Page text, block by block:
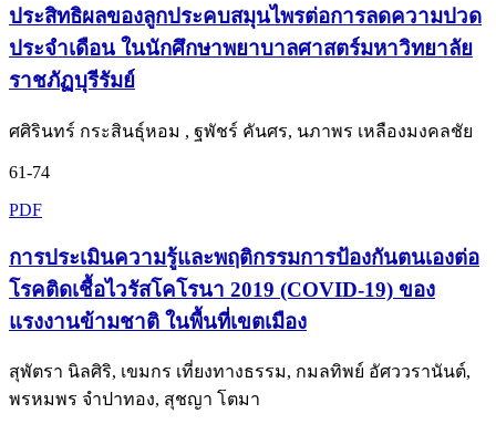
ประสิทธิผลของลูกประคบสมุนไพรต่อการลดความปวด
ประจำเดือน ในนักศึกษาพยาบาลศาสตร์มหาวิทยาลัย
ราชภัฏบุรีรัมย์
ศศิรินทร์ กระสินธุ์หอม , ฐพัชร์ คันศร, นภาพร เหลืองมงคลชัย
61-74
PDF
การประเมินความรู้และพฤติกรรมการป้องกันตนเองต่อ
โรคติดเชื้อไวรัสโคโรนา 2019 (COVID-19) ของ
แรงงานข้ามชาติ ในพื้นที่เขตเมือง
สุพัตรา นิลศิริ, เขมกร เที่ยงทางธรรม, กมลทิพย์ อัศววรานันต์,
พรหมพร จำปาทอง, สุชญา โตมา